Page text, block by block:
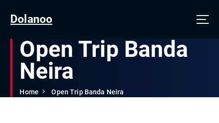
Dolanoo
Open Trip Banda
Neira
Home Open Trip Banda Neira